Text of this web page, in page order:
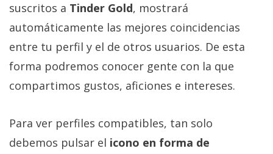
encontrarás
todas las
tecnología,
móviles,
ordenadores,
apps,
informática,
comparativas,
trucos y
tutoriales.
suscritos a Tinder Gold, mostrará
automáticamente las mejores coincidencias
entre tu perfil y el de otros usuarios. De esta
forma podremos conocer gente con la que
compartimos gustos, aficiones e intereses.
Para ver perfiles compatibles, tan solo
debemos pulsar el icono en forma de